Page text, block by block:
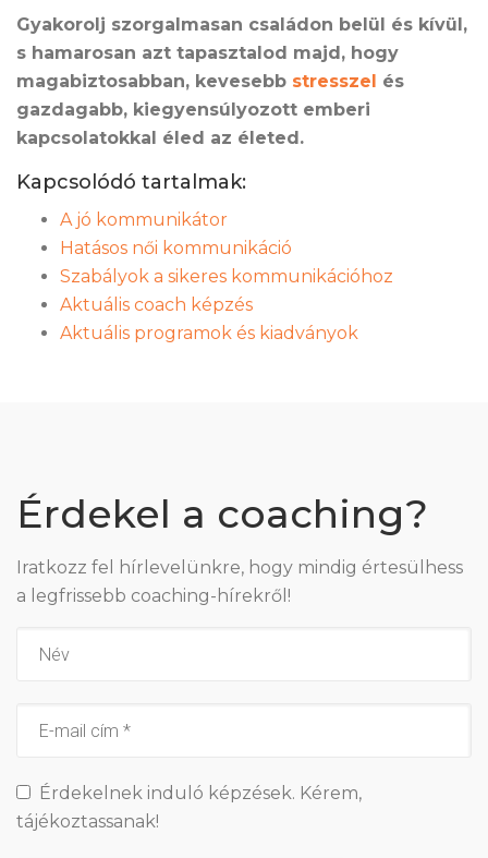
Gyakorolj szorgalmasan családon belül és kívül,
s hamarosan azt tapasztalod majd, hogy
magabiztosabban, kevesebb stresszel és
gazdagabb, kiegyensúlyozott emberi
kapcsolatokkal éled az életed.
Kapcsolódó tartalmak:
A jó kommunikátor
Hatásos női kommunikáció
Szabályok a sikeres kommunikációhoz
Aktuális coach képzés
Aktuális programok és kiadványok
Érdekel a coaching?
Iratkozz fel hírlevelünkre, hogy mindig értesülhess
a legfrissebb coaching-hírekről!
Érdekelnek induló képzések. Kérem,
tájékoztassanak!